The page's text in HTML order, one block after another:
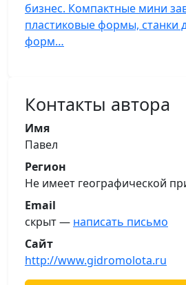
бизнес. Компактные мини
пластиковые формы, станки
форм…
Контакты автора
Имя
Павел
Регион
Не имеет географической
Email
скрыт — написать письмо
Сайт
http://www.gidromolota.ru